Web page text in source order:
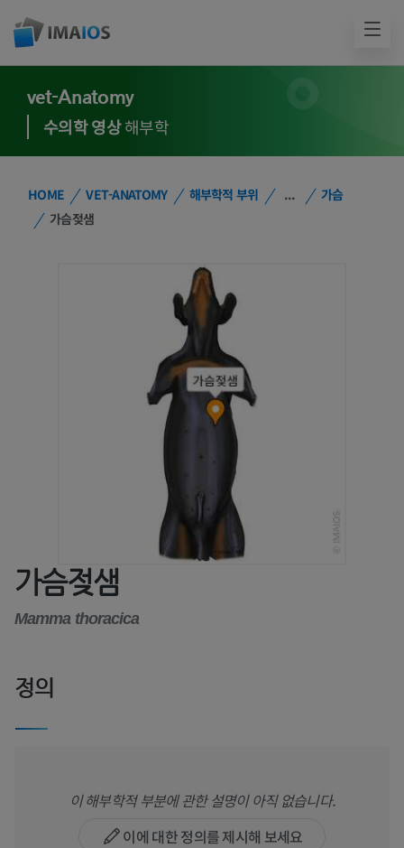
vet-Anatomy
수의학 영상해부학
HOME VET-ANATOMY 해부학적 부위 ...
가슴
가슴젖샘
가슴젖샘
Mamma thoracica
정의
이 해부학적 부분에 관한 설명이 아직 없습니다.
이에 대한 정의를 제시해 보세요